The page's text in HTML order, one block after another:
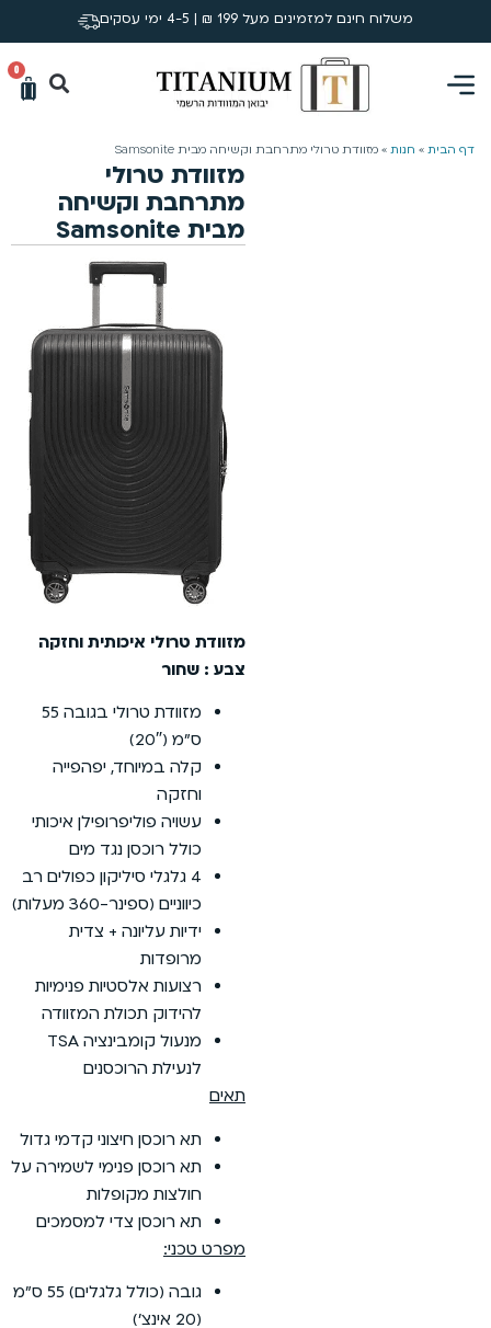
משלוח חינם למזמינים מעל 199 ₪ | 4-5 ימי עסקים
0
דף הבית » חנות » מזוודת טרולי מתרחבת וקשיחה מבית Samsonite
מזוודת טרולי
מתרחבת וקשיחה
מבית Samsonite
מזוודת טרולי איכותית וחזקה
צבע : שחור
מזוודת טרולי בגובה 55
ס”מ (20″)
קלה במיוחד, יפהפייה
וחזקה
עשויה פוליפרופילן איכותי
כולל רוכסן נגד מים
4 גלגלי סיליקון כפולים רב
כיווניים (ספינר-360 מעלות)
ידיות עליונה + צדית
מרופדות
רצועות אלסטיות פנימיות
להידוק תכולת המזוודה
מנעול קומבינציה TSA
לנעילת הרוכסנים
תאים
תא רוכסן חיצוני קדמי גדול
תא רוכסן פנימי לשמירה על
חולצות מקופלות
תא רוכסן צדי למסמכים
מפרט טכני:
גובה (כולל גלגלים) 55 ס”מ
(20 אינצ’)